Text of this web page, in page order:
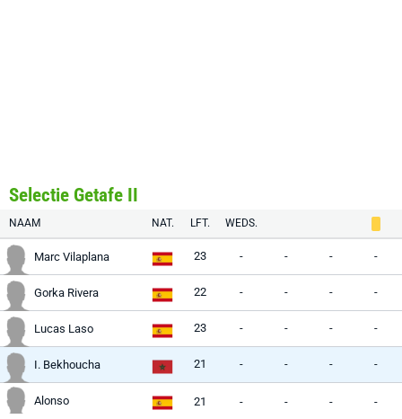
Selectie Getafe II
NAAM NAT. LFT. WEDS.
Marc Vilaplana 23 - - - -
Gorka Rivera 22 - - - -
Lucas Laso 23 - - - -
I. Bekhoucha 21 - - - -
Alonso 21 - - - -